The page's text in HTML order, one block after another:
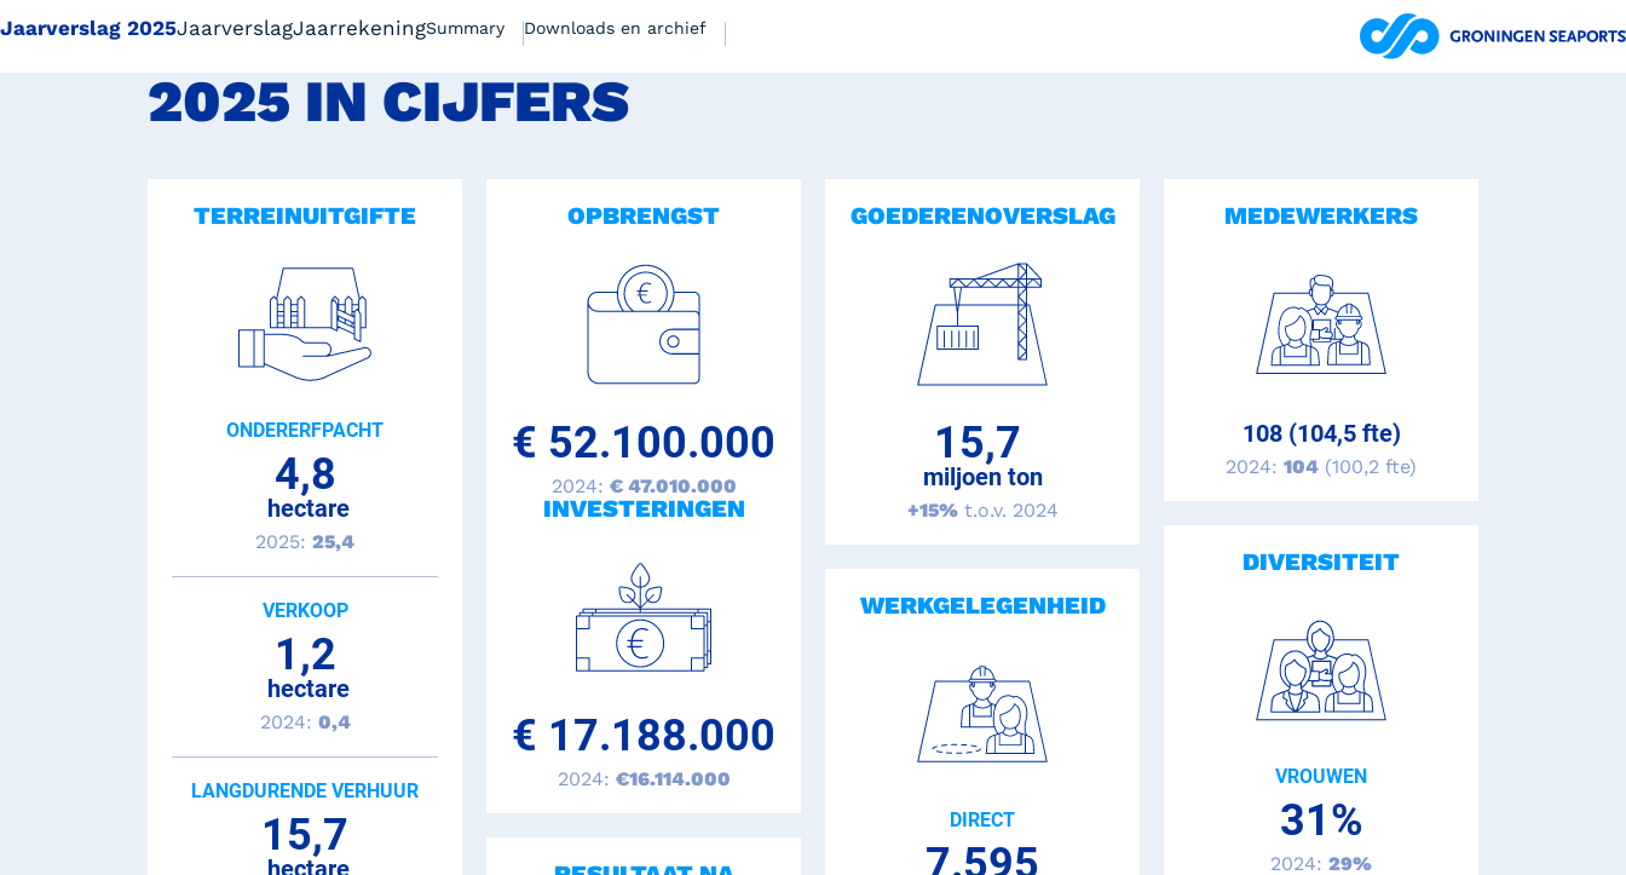
Jaarverslag 2025JaarverslagJaarrekeningSummary Downloads en archief
2025 IN CIJFERS
TERREINUITGIFTE
ONDERERFPACHT
4,8
hectare
2025: 25,4
VERKOOP
1,2
hectare
2024: 0,4
LANGDURENDE VERHUUR
15,7
hectare
OPBRENGST
€ 52.100.000
2024: € 47.010.000
INVESTERINGEN
€ 17.188.000
2024: €16.114.000
GOEDERENOVERSLAG
15,7
miljoen ton
+15%t.o.v. 2024
MEDEWERKERS
108 (104,5 fte)
2024: 104 (100,2 fte)
DIVERSITEIT
VROUWEN
31%
2024: 29%
WERKGELEGENHEID
DIRECT
7.595
Bestuursverslag | website
Jaarrekening | website
Jaarverslag 2025 Groningen Seaports N.V. | pdf
15.7MB
Jaarrekening | website
Jaarverslag 2024 Groningen Seaports N.V. | pdf
Jaarverslag | website
Jaarrekening | website
Jaarverslag 2023 Groningen Seaports N.V. | pdf